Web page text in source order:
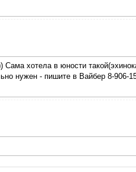
хотела в юности
нужен - пишите в Вайбер 8-906-